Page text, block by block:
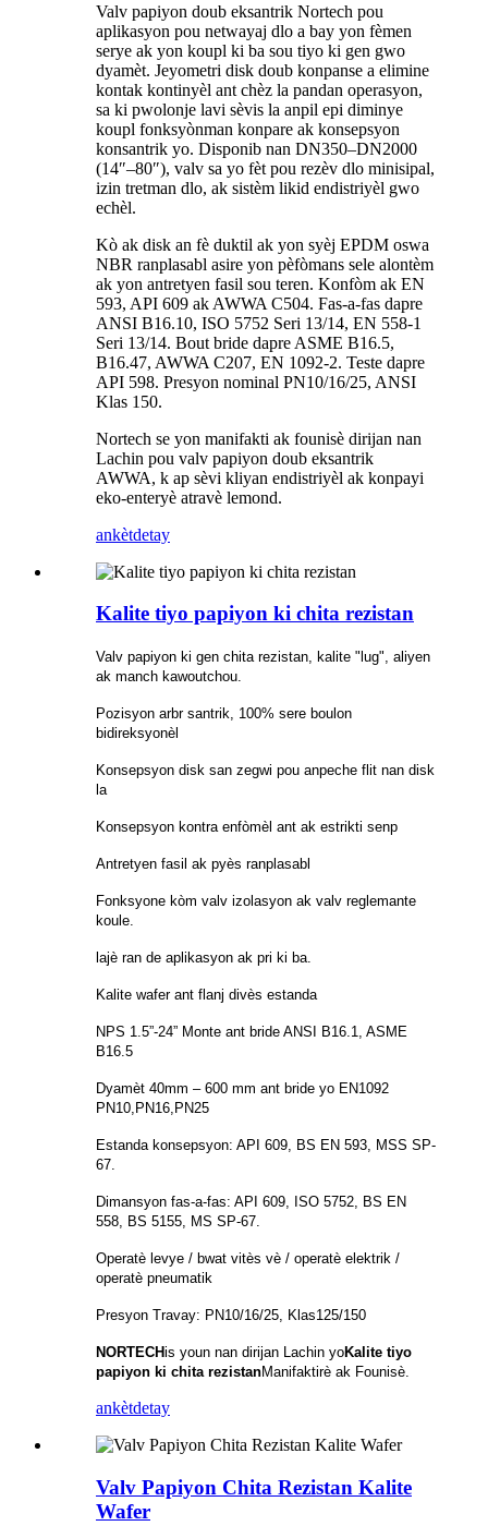
Valv papiyon doub eksantrik Nortech pou
aplikasyon pou netwayaj dlo a bay yon fèmen
serye ak yon koupl ki ba sou tiyo ki gen gwo
dyamèt. Jeyometri disk doub konpanse a elimine
kontak kontinyèl ant chèz la pandan operasyon,
sa ki pwolonje lavi sèvis la anpil epi diminye
koupl fonksyònman konpare ak konsepsyon
konsantrik yo. Disponib nan DN350–DN2000
(14″–80″), valv sa yo fèt pou rezèv dlo minisipal,
izin tretman dlo, ak sistèm likid endistriyèl gwo
echèl.
Kò ak disk an fè duktil ak yon syèj EPDM oswa
NBR ranplasabl asire yon pèfòmans sele alontèm
ak yon antretyen fasil sou teren. Konfòm ak EN
593, API 609 ak AWWA C504. Fas-a-fas dapre
ANSI B16.10, ISO 5752 Seri 13/14, EN 558-1
Seri 13/14. Bout bride dapre ASME B16.5,
B16.47, AWWA C207, EN 1092-2. Teste dapre
API 598. Presyon nominal PN10/16/25, ANSI
Klas 150.
Nortech se yon manifakti ak founisè dirijan nan
Lachin pou valv papiyon doub eksantrik
AWWA, k ap sèvi kliyan endistriyèl ak konpayi
eko-enteryè atravè lemond.
ankètdetay
Kalite tiyo papiyon ki chita rezistan
Valv papiyon ki gen chita rezistan, kalite "lug", aliyen
ak manch kawoutchou.
Pozisyon arbr santrik, 100% sere boulon
bidireksyonèl
Konsepsyon disk san zegwi pou anpeche flit nan disk
la
Konsepsyon kontra enfòmèl ant ak estrikti senp
Antretyen fasil ak pyès ranplasabl
Fonksyone kòm valv izolasyon ak valv reglemante
koule.
lajè ran de aplikasyon ak pri ki ba.
Kalite wafer ant flanj divès estanda
NPS 1.5”-24” Monte ant bride ANSI B16.1, ASME
B16.5
Dyamèt 40mm – 600 mm ant bride yo EN1092
PN10,PN16,PN25
Estanda konsepsyon: API 609, BS EN 593, MSS SP-
67.
Dimansyon fas-a-fas: API 609, ISO 5752, BS EN
558, BS 5155, MS SP-67.
Operatè levye / bwat vitès vè / operatè elektrik /
operatè pneumatik
Presyon Travay: PN10/16/25, Klas125/150
NORTECHis youn nan dirijan Lachin yoKalite tiyo
papiyon ki chita rezistanManifaktirè ak Founisè.
ankètdetay
Valv Papiyon Chita Rezistan Kalite
Wafer